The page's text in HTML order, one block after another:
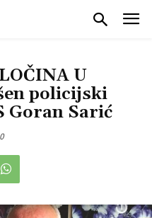
U
policijski
Goran Sarić
0